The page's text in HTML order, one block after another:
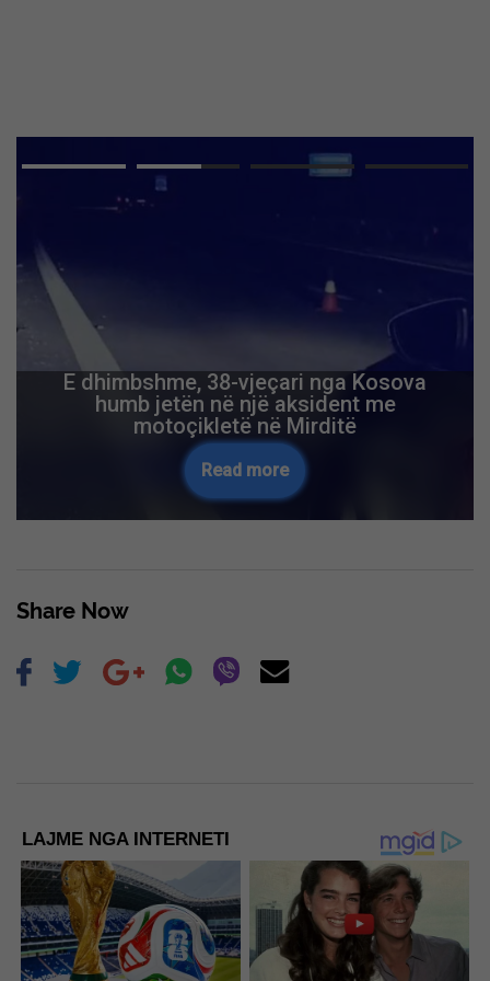
E dhimbshme, 38-vjeçari nga Kosova
humb jetën në një aksident me
motoçikletë në Mirditë
Read more
Share Now
LAJME NGA INTERNETI